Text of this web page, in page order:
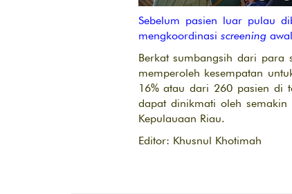
Sebelum pasien luar pulau
mengkoordinasi screening
Berkat sumbangsih dari
memperoleh kesempatan
16% atau dari 260 pasien di
dapat dinikmati oleh
Kepulauaan Riau.
Editor: Khusnul Khotimah